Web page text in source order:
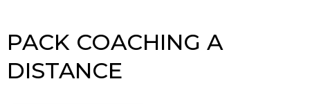
PACK COACHING A
DISTANCE